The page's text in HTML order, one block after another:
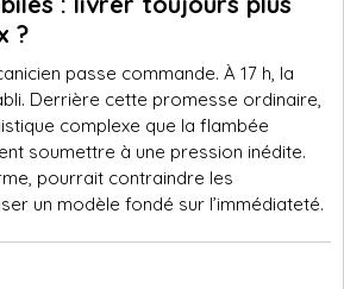
?
passe commande. À 17 h, la
Derrière cette promesse ordinaire,
complexe que la flambée
soumettre à une pression inédite.
pourrait contraindre les
un modèle fondé sur l’immédiateté.